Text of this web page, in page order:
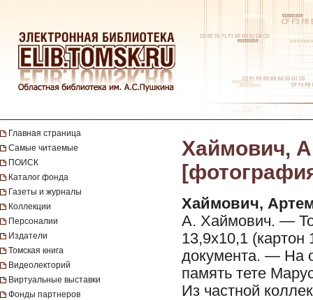
Главная страница
Самые читаемые
ПОИСК
Каталог фонда
Газеты и журналы
Коллекции
Персоналии
Издатели
Томская книга
Видеолекторий
Виртуальные выставки
Фонды партнеров
Хаймович,
Хаймович,
А. Хаймович. —
13,9х10,1
документа. — На
память тете
Из частной